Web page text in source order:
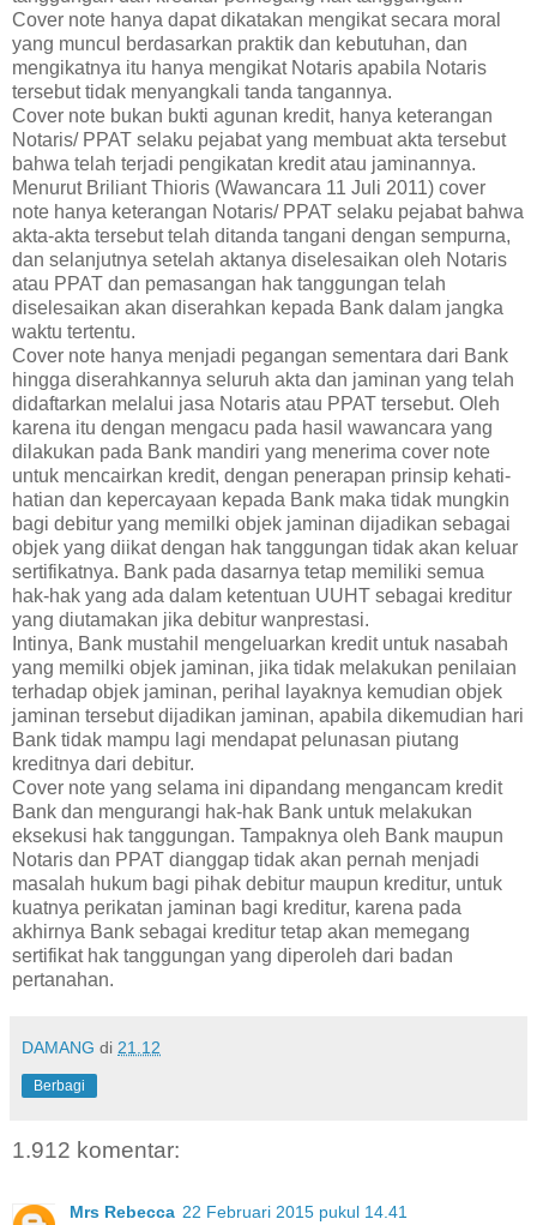
Cover note hanya dapat dikatakan mengikat secara moral
yang muncul berdasarkan praktik dan kebutuhan, dan
mengikatnya itu hanya mengikat Notaris apabila Notaris
tersebut tidak menyangkali tanda tangannya.
Cover note bukan bukti agunan kredit, hanya keterangan
Notaris/ PPAT selaku pejabat yang membuat akta tersebut
bahwa telah terjadi pengikatan kredit atau jaminannya.
Menurut Briliant Thioris (Wawancara 11 Juli 2011) cover
note hanya keterangan Notaris/ PPAT selaku pejabat bahwa
akta-akta tersebut telah ditanda tangani dengan sempurna,
dan selanjutnya setelah aktanya diselesaikan oleh Notaris
atau PPAT dan pemasangan hak tanggungan telah
diselesaikan akan diserahkan kepada Bank dalam jangka
waktu tertentu.
Cover note hanya menjadi pegangan sementara dari Bank
hingga diserahkannya seluruh akta dan jaminan yang telah
didaftarkan melalui jasa Notaris atau PPAT tersebut. Oleh
karena itu dengan mengacu pada hasil wawancara yang
dilakukan pada Bank mandiri yang menerima cover note
untuk mencairkan kredit, dengan penerapan prinsip kehati-
hatian dan kepercayaan kepada Bank maka tidak mungkin
bagi debitur yang memilki objek jaminan dijadikan sebagai
objek yang diikat dengan hak tanggungan tidak akan keluar
sertifikatnya. Bank pada dasarnya tetap memiliki semua
hak-hak yang ada dalam ketentuan UUHT sebagai kreditur
yang diutamakan jika debitur wanprestasi.
Intinya, Bank mustahil mengeluarkan kredit untuk nasabah
yang memilki objek jaminan, jika tidak melakukan penilaian
terhadap objek jaminan, perihal layaknya kemudian objek
jaminan tersebut dijadikan jaminan, apabila dikemudian hari
Bank tidak mampu lagi mendapat pelunasan piutang
kreditnya dari debitur.
Cover note yang selama ini dipandang mengancam kredit
Bank dan mengurangi hak-hak Bank untuk melakukan
eksekusi hak tanggungan. Tampaknya oleh Bank maupun
Notaris dan PPAT dianggap tidak akan pernah menjadi
masalah hukum bagi pihak debitur maupun kreditur, untuk
kuatnya perikatan jaminan bagi kreditur, karena pada
akhirnya Bank sebagai kreditur tetap akan memegang
sertifikat hak tanggungan yang diperoleh dari badan
pertanahan.
DAMANG di 21.12
Berbagi
1.912 komentar:
Mrs Rebecca 22 Februari 2015 pukul 14.41